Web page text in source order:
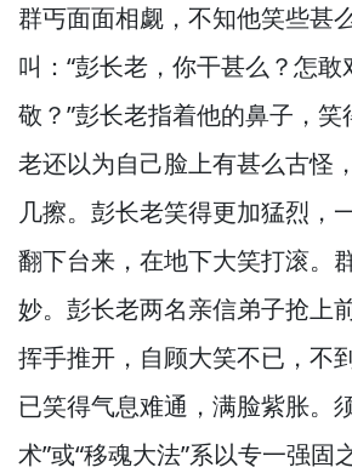
群丐面面相觑， 不知他笑些甚么
叫：“彭长老， 你干甚么？怎敢
敬？”彭长老指着他的鼻子， 笑
老还以为自己脸上有甚么古怪，
几擦。 彭长老笑得更加猛烈，
翻下台来， 在地下大笑打滚。
妙。 彭长老两名亲信弟子抢上
挥手推开， 自顾大笑不已， 不
已笑得气息难通， 满脸紫胀。
术”或“移魂大法”系以专一强固